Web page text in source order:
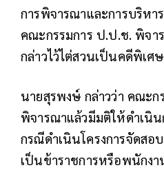
การพิจารณาและการบริหา
คณะกรรมการ ป.ป.ช. พิจา
กล่าวไว้ไต่สวนเป็นคดีพิเศ
นายสุรพงษ์ กล่าวว่า คณะก
พิจารณาแล้วมีมติให้ดำเนิน
กรณีดำเนินโครงการจัดส
เป็นข้าราชการหรือพนักง